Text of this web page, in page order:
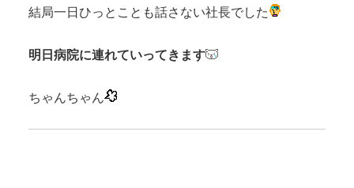
結局一日ひっとことも話さない社長でした
明日病院に連れていってきます
ちゃんちゃん